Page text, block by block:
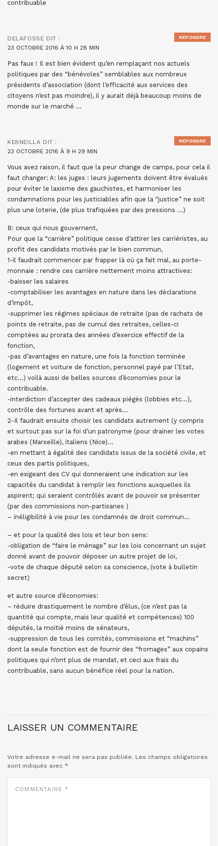
contribuable
DELAFOSSE DIT :
23 OCTOBRE 2016 À 10 H 28 MIN
Pas faux ! Il est bien évident qu’en remplaçant nos actuels
politiques par des “bénévoles” semblables aux nombreux
présidents d’association (dont l’efficacité aux services des
citoyens n’est pas moindre), il y aurait déjà beaucoup moins de
monde sur le marché …
RÉPONDRE
KERNEILLA DIT :
23 OCTOBRE 2016 À 9 H 29 MIN
Vous avez raison, il faut que la peur change de camps, pour cela il
faut changer: A: les juges : leurs jugements doivent être évalués
pour éviter le laxisme des gauchistes, et harmoniser les
condamnations pour les justiciables afin que la “justice” ne soit
plus une loterie, (de plus trafiquées par des pressions …)
B: ceux qui nous gouvernent,
Pour que la “carrière” politique cesse d’attirer les carriéristes, au
profit des candidats motivés par le bien commun,
1-il faudrait commencer par frapper là où ça fait mal, au porte-
monnaie : rendre ces carrière nettement moins attractives:
-baisser les salaires
-comptabiliser les avantages en nature dans les déclarations
d’impôt,
-supprimer les régimes spéciaux de retraite (pas de rachats de
points de retraite, pas de cumul des retraites, celles-ci
comptées au prorata des années d’exercice effectif de la
fonction,
-pas d’avantages en nature, une fois la fonction terminée
(logement et voiture de fonction, personnel payé par l’Etat,
etc…) voilà aussi de belles sources d’économies pour le
contribuable.
-interdiction d’accepter des cadeaux piégés (lobbies etc…),
contrôle des fortunes avant et après…
2-Il faudrait ensuite choisir les candidats autrement (y compris
et surtout pas sur la foi d’un patronyme (pour drainer les votes
arabes (Marseille), italiens (Nice)…
-en mettant à égalité des candidats issus de la société civile, et
ceux des partis politiques,
-en exigeant des CV qui donneraient une indication sur les
capacités du candidat à remplir les fonctions auxquelles ils
aspirent; qui seraient contrôlés avant de pouvoir se présenter
(par des commissions non-partisanes )
– inéligibilité à vie pour les condamnés de droit commun…
– et pour la qualité des lois et leur bon sens:
-obligation de “faire le ménage” sur les lois concernant un sujet
donné avant de pouvoir déposer un autre projet de loi,
-vote de chaque député selon sa conscience, (vote à bulletin
secret)
et autre source d’économies:
– réduire drastiquement le nombre d’élus, (ce n’est pas la
quantité qui compte, mais leur qualité et compétences) 100
députés, la moitié moins de sénateurs,
-suppression de tous les comités, commissions et “machins”
dont la seule fonction est de fournir des “fromages” aux copains
politiques qui n’ont plus de mandat, et ceci aux frais du
contribuable, sans aucun bénéfice réel pour la nation.
RÉPONDRE
LAISSER UN COMMENTAIRE
Votre adresse e-mail ne sera pas publiée. Les champs obligatoires
sont indiqués avec *